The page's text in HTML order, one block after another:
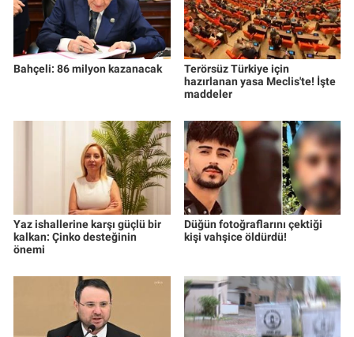
Bahçeli: 86 milyon kazanacak
Terörsüz Türkiye için
hazırlanan yasa Meclis'te! İşte
maddeler
Yaz ishallerine karşı güçlü bir
kalkan: Çinko desteğinin
önemi
Düğün fotoğraflarını çektiği
kişi vahşice öldürdü!